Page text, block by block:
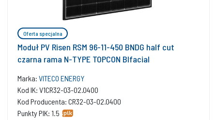
Oferta specjalna
Moduł PV Risen RSM 96-11-450 BNDG half cut
czarna rama N-TYPE TOPCON BIfacial
Marka: VITECO ENERGY
Kod IK: V1CR32-03-02.0400
Kod Producenta: CR32-03-02.0400
Punkty PIK: 1.5